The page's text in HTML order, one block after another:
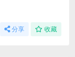
分享 收藏